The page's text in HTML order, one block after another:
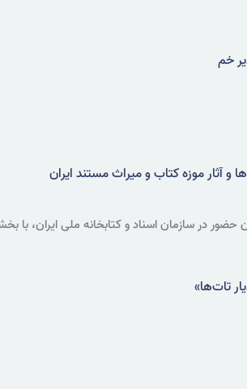
خم
آثار موزه کتاب و میراث مستند ایران
حضور در سازمان اسناد و کتابخانه ملی ایران،
تات‌ها»